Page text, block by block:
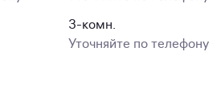
3-комн.
Уточняйте по телефону